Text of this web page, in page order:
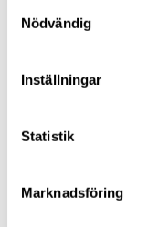
Nödvändig
Inställningar
Statistik
Marknadsföring